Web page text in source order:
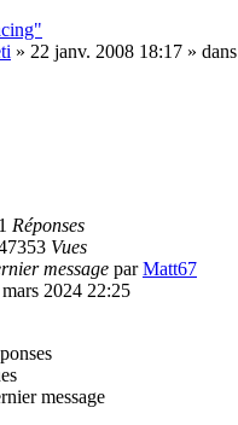
» 22 janv. 2008 18:17 » dans
Réponses
Vues
message parMatt67
2024 22:25
message